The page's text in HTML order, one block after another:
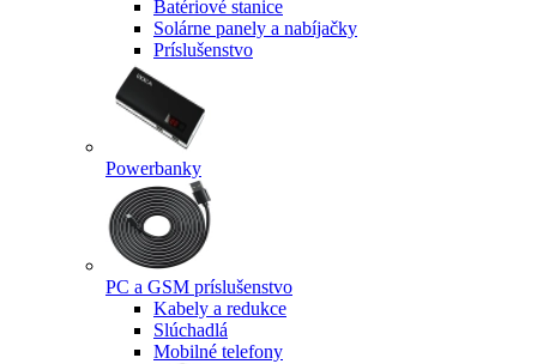
Batériové stanice
Solárne panely a nabíjačky
Príslušenstvo
Powerbanky
PC a GSM príslušenstvo
Kabely a redukce
Slúchadlá
Mobilné telefony